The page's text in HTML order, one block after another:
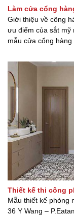
Làm cửa cổng
Giới thiệu về công
ưu điểm của sắt mỹ
mẫu cửa cổng
Thiết kế thi công
Mẫu thiết kế phòng
36 Y Wang –